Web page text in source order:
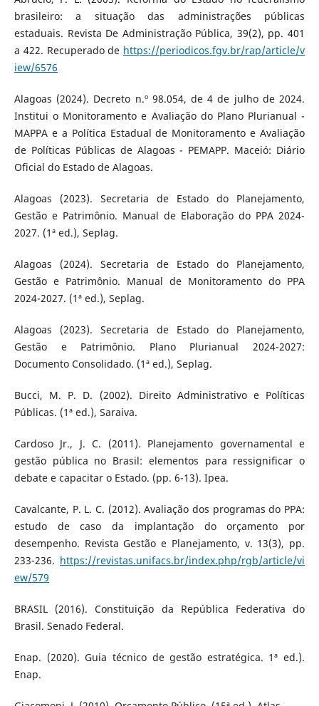
brasileiro: a situação das administrações públicas
estaduais. Revista De Administração Pública, 39(2), pp. 401
a 422. Recuperado de https://periodicos.fgv.br/rap/article/v
iew/6576
Alagoas (2024). Decreto n.º 98.054, de 4 de julho de 2024.
Institui o Monitoramento e Avaliação do Plano Plurianual -
MAPPA e a Política Estadual de Monitoramento e Avaliação
de Políticas Públicas de Alagoas - PEMAPP. Maceió: Diário
Oficial do Estado de Alagoas.
Alagoas (2023). Secretaria de Estado do Planejamento,
Gestão e Patrimônio. Manual de Elaboração do PPA 2024-
2027. (1ª ed.), Seplag.
Alagoas (2024). Secretaria de Estado do Planejamento,
Gestão e Patrimônio. Manual de Monitoramento do PPA
2024-2027. (1ª ed.), Seplag.
Alagoas (2023). Secretaria de Estado do Planejamento,
Gestão e Patrimônio. Plano Plurianual 2024-2027:
Documento Consolidado. (1ª ed.), Seplag.
Bucci, M. P. D. (2002). Direito Administrativo e Políticas
Públicas. (1ª ed.), Saraiva.
Cardoso Jr., J. C. (2011). Planejamento governamental e
gestão pública no Brasil: elementos para ressignificar o
debate e capacitar o Estado. (pp. 6-13). Ipea.
Cavalcante, P. L. C. (2012). Avaliação dos programas do PPA:
estudo de caso da implantação do orçamento por
desempenho. Revista Gestão e Planejamento, v. 13(3), pp.
233-236. https://revistas.unifacs.br/index.php/rgb/article/vi
ew/579
BRASIL (2016). Constituição da República Federativa do
Brasil. Senado Federal.
Enap. (2020). Guia técnico de gestão estratégica. 1ª ed.).
Enap.